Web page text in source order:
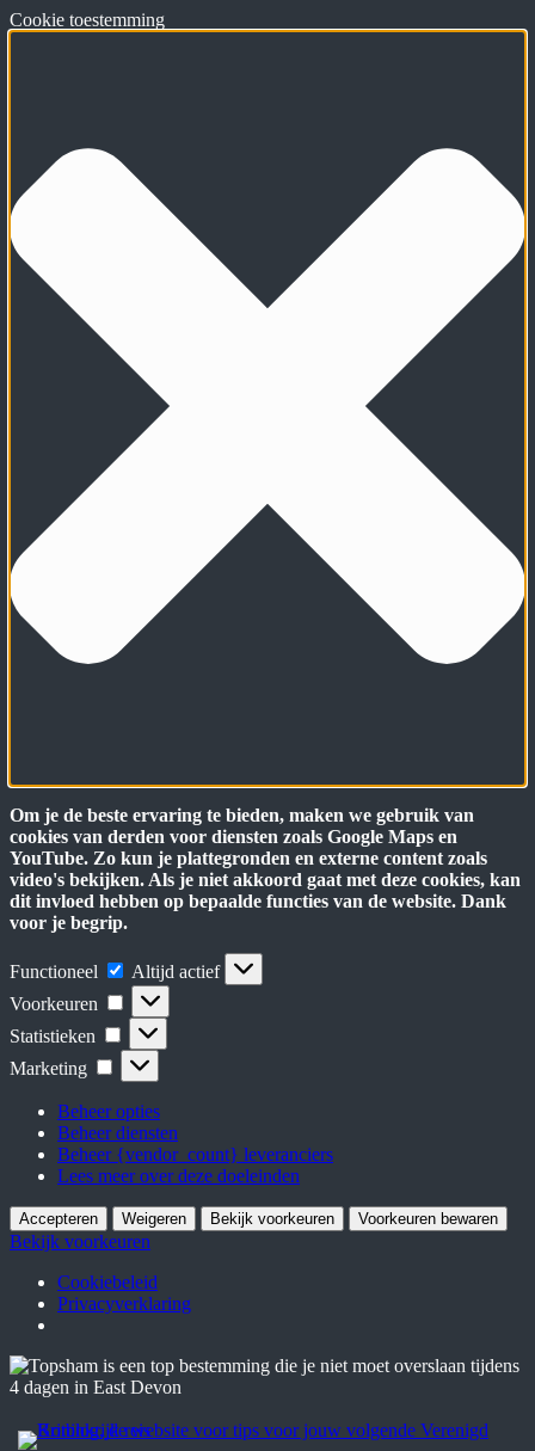
Cookie toestemming
Om je de beste ervaring te bieden, maken we gebruik van
cookies van derden voor diensten zoals Google Maps en
YouTube. Zo kun je plattegronden en externe content zoals
video's bekijken. Als je niet akkoord gaat met deze cookies, kan
dit invloed hebben op bepaalde functies van de website. Dank
voor je begrip.
Functioneel Functioneel
Altijd actief
Voorkeuren
Voorkeuren
Statistieken Statistieken
Marketing Marketing
Beheer opties
Beheer diensten
Beheer {vendor_count} leveranciers
Lees meer over deze doeleinden
Accepteren Weigeren Bekijk voorkeuren Voorkeuren bewaren
Bekijk voorkeuren
Cookiebeleid
Privacyverklaring
Ga
naar
inhoud